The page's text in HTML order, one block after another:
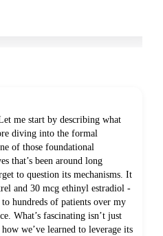
me start by describing what
diving into the formal
of those foundational
that’s been around long
to question its mechanisms. It
and 30 mcg ethinyl estradiol -
hundreds of patients over my
What’s fascinating isn’t just
we’ve learned to leverage its